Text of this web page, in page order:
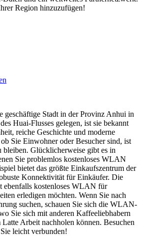
Region hinzuzufügen!
geschäftige Stadt in der Provinz Anhui in
Huai-Flusses gelegen, ist sie bekannt
reiche Geschichte und moderne
Sie Einwohner oder Besucher sind, ist
bleiben. Glücklicherweise gibt es in
Sie problemlos kostenloses WLAN
bietet das größte Einkaufszentrum der
Konnektivität für Einkäufer. Die
ebenfalls kostenloses WLAN für
erledigen möchten. Wenn Sie nach
suchen, schauen Sie sich die WLAN-
Sie sich mit anderen Kaffeeliebhabern
Arbeit nachholen können. Besuchen
leicht verbunden!